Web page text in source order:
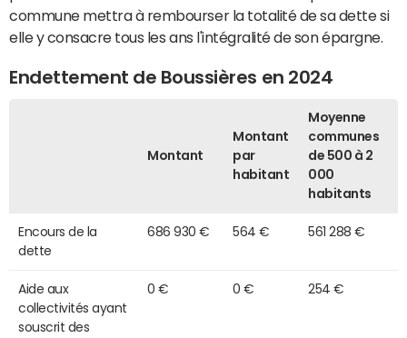
commune mettra à rembourser la totalité de sa dette si
elle y consacre tous les ans l'intégralité de son épargne.
Endettement de Boussières en 2024
Montant
Montant
par
habitant
Moyenne
communes
de 500 à 2
000
habitants
Encours de la
dette
686 930 € 564 € 561 288 €
Aide aux
collectivités ayant
souscrit des
0 € 0 € 254 €